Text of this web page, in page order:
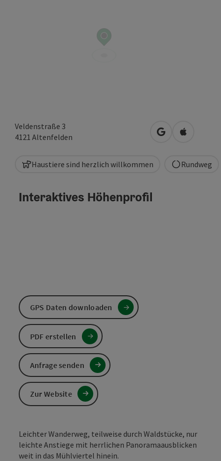
Veldenstraße 3
4121 Altenfelden in Google Maps
in Apple
Haustiere sind herzlich willkommen Rundweg
Leichter Wanderweg, teilweise durch Waldstücke, nur
leichte Anstiege mit herrlichen Panoramaausblicken
weit in das Mühlviertel hinein.
Interaktives Höhenprofil
GPS Daten downloaden
PDF erstellen
Anfrage senden
Zur Website